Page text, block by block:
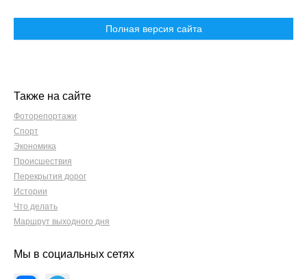
Полная версия сайта
Также на сайте
Фоторепортажи
Спорт
Экономика
Происшествия
Перекрытия дорог
Истории
Что делать
Маршрут выходного дня
Мы в социальных сетях